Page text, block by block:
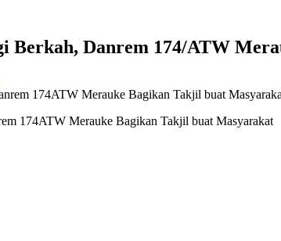
Berkah, Danrem 174/ATW
174ATW Merauke Bagikan Takjil buat Masyarakat